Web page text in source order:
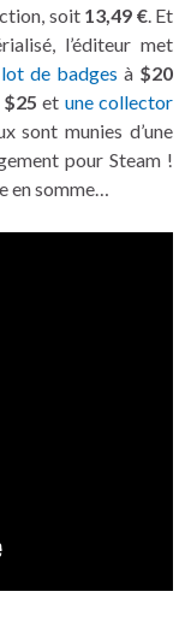
soit 13,49 €. Et
l’éditeur met
de badges à $20
$25 et une collector
sont munies d’une
pour Steam !
en somme…